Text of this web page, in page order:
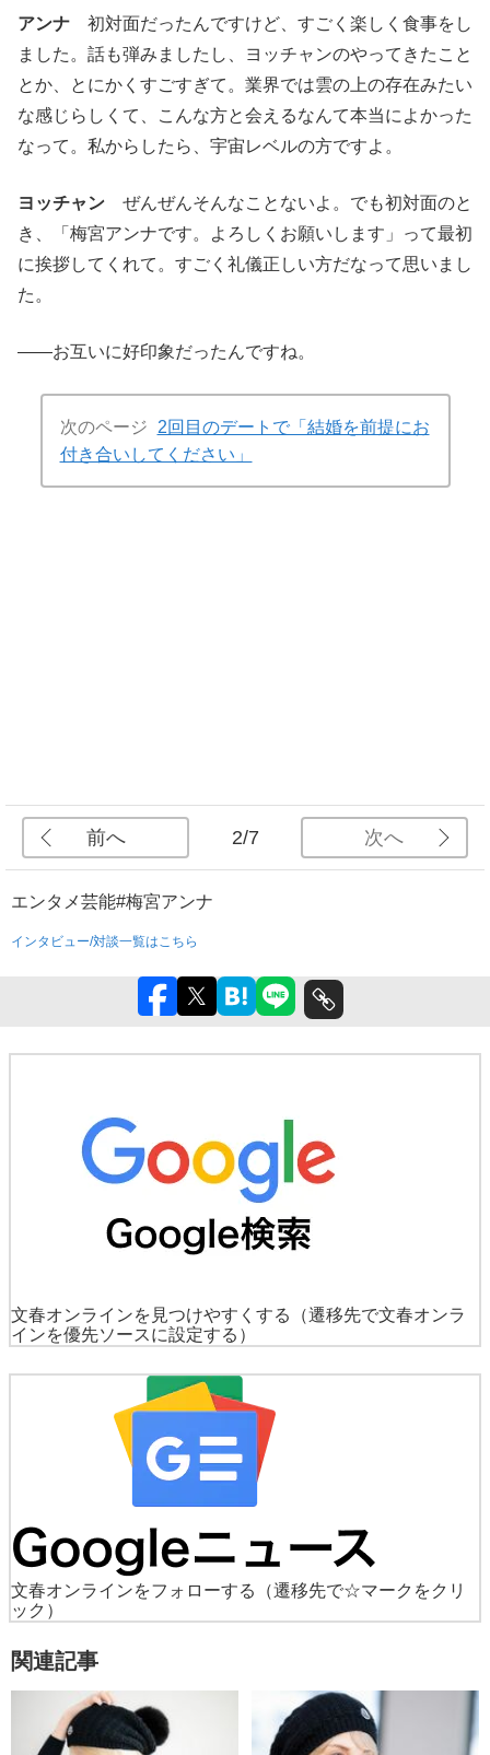
アンナ 初対面だったんですけど、すごく楽しく食事をし
ました。話も弾みましたし、ヨッチャンのやってきたこと
とか、とにかくすごすぎて。業界では雲の上の存在みたい
な感じらしくて、こんな方と会えるなんて本当によかった
なって。私からしたら、宇宙レベルの方ですよ。
ヨッチャン ぜんぜんそんなことないよ。でも初対面のと
き、「梅宮アンナです。よろしくお願いします」って最初
に挨拶してくれて。すごく礼儀正しい方だなって思いまし
た。
――お互いに好印象だったんですね。
次のページ
2回目のデートで「結婚を前提にお
付き合いしてください」
前へ 2/7 次へ
エンタメ芸能#梅宮アンナ
インタビュー/対談一覧はこちら
文春オンラインを見つけやすくする
（遷移先で文春オンラ
インを優先ソースに設定する）
文春オンラインをフォローする
（遷移先で☆マークをクリ
ック）
関連記事